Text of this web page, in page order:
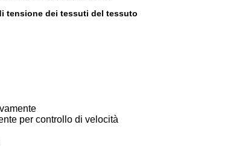
tensione dei tessuti del tessuto
per controllo di velocità